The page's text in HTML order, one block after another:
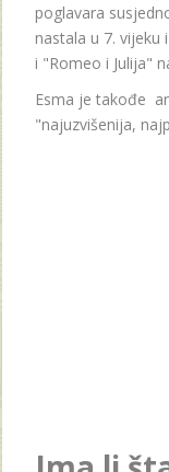
poglavara
nastala u 7. vijeku
i "Romeo i Julija"
Esma je takođe
"najuzvišenija,